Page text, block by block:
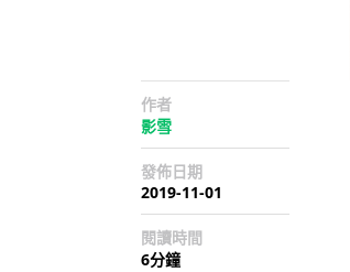
作者
影雪
發佈日期
2019-11-01
閱讀時間
6分鐘